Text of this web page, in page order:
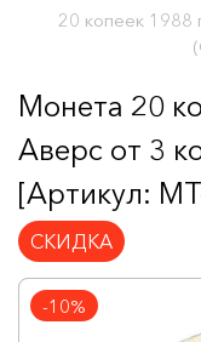
20 копеек
Монета 20
Аверс от 3
[Артикул:
СКИДКА
-10%